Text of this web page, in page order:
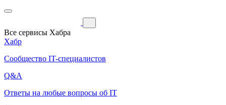
Все сервисы Хабра
Хабр
Сообщество IT-специалистов
Q&A
Ответы на любые вопросы об IT